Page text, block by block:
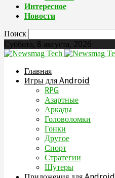
Интересное
Новости
Поиск
Суббота, 8 августа, 2026
Главная
Игры для Android
RPG
Азартные
Аркады
Головоломки
Гонки
Другое
Спорт
Стратегии
Шутеры